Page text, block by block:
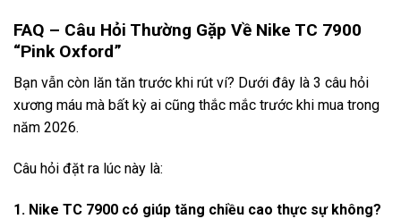
FAQ – Câu Hỏi Thường Gặp Về Nike TC 7900
“Pink Oxford”
Bạn vẫn còn lăn tăn trước khi rút ví? Dưới đây là 3 câu hỏi
xương máu mà bất kỳ ai cũng thắc mắc trước khi mua trong
năm 2026.
Câu hỏi đặt ra lúc này là:
1. Nike TC 7900 có giúp tăng chiều cao thực sự không?